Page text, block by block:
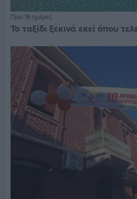
Πριν 16 ημέρες
Το ταξίδι ξεκινά εκεί όπου